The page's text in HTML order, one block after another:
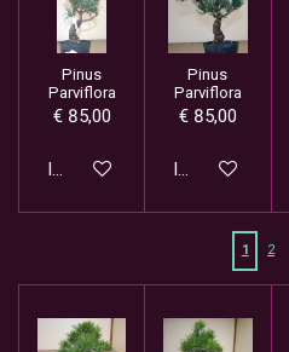
Pinus
Parviflora
€ 85,00
In winkelwagen
Pinus
Parviflora
€ 85,00
In winkelwagen
1 2